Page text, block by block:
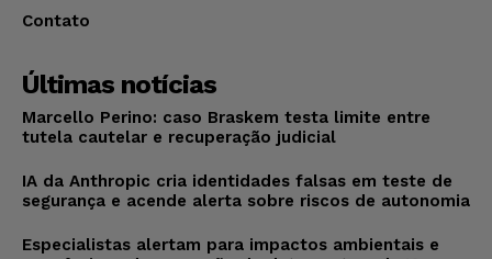
Contato
Últimas notícias
Marcello Perino: caso Braskem testa limite entre
tutela cautelar e recuperação judicial
IA da Anthropic cria identidades falsas em teste de
segurança e acende alerta sobre riscos de autonomia
Especialistas alertam para impactos ambientais e